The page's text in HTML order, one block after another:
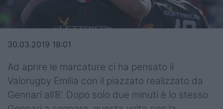
United Rugby Championship
Top14
Premiership
Champions Cup
30.03.2019 18:01
Ad aprire le marcature ci ha pensato il
Valorugby Emilia con il piazzato realizzato da
Gennari all’8’. Dopo solo due minuti è lo stesso